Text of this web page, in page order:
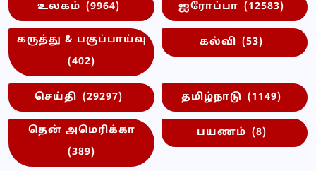
உலகம் (9964) ஐரோப்பா (12583)
கருத்து & பகுப்பாய்வு
(402)
கல்வி (53)
செய்தி (29297) தமிழ்நாடு (1149)
தென் அமெரிக்கா
(389)
பயணம் (8)